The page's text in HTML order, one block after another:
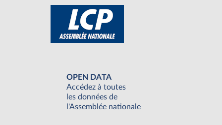
OPEN DATA
Accédez à toutes
les données de
l'Assemblée nationale